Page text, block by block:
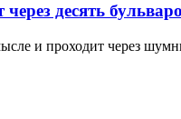
десять
и проходит через